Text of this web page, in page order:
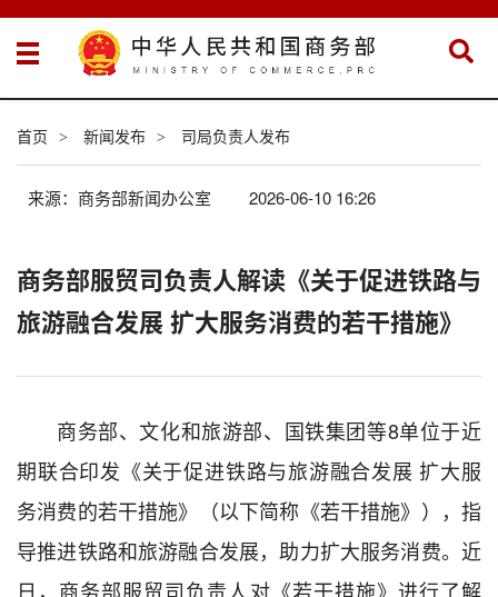
首页 > 新闻发布 > 司局负责人发布
来源：商务部新闻办公室 2026-06-10 16:26
商务部服贸司负责人解读《关于促进铁路与
旅游融合发展 扩大服务消费的若干措施》
商务部、文化和旅游部、国铁集团等8单位于近
期联合印发《关于促进铁路与旅游融合发展 扩大服
务消费的若干措施》（以下简称《若干措施》），指
导推进铁路和旅游融合发展，助力扩大服务消费。近
日，商务部服贸司负责人对《若干措施》进行了解